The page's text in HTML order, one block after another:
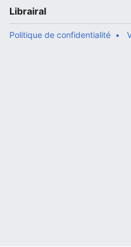
Librairal
Politique de confidentialité